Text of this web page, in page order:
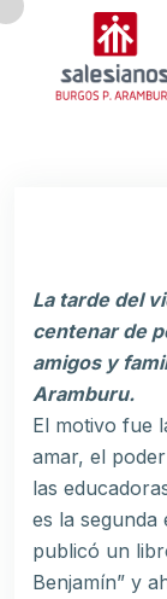
La tarde del
centenar de
amigos y
Aramburu.
El motivo fue
amar, el
las
es la segunda
publicó un
Benjamín” y